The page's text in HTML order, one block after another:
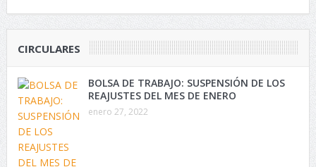
CIRCULARES
BOLSA DE TRABAJO: SUSPENSIÓN DE LOS
REAJUSTES DEL MES DE ENERO
enero 27, 2022